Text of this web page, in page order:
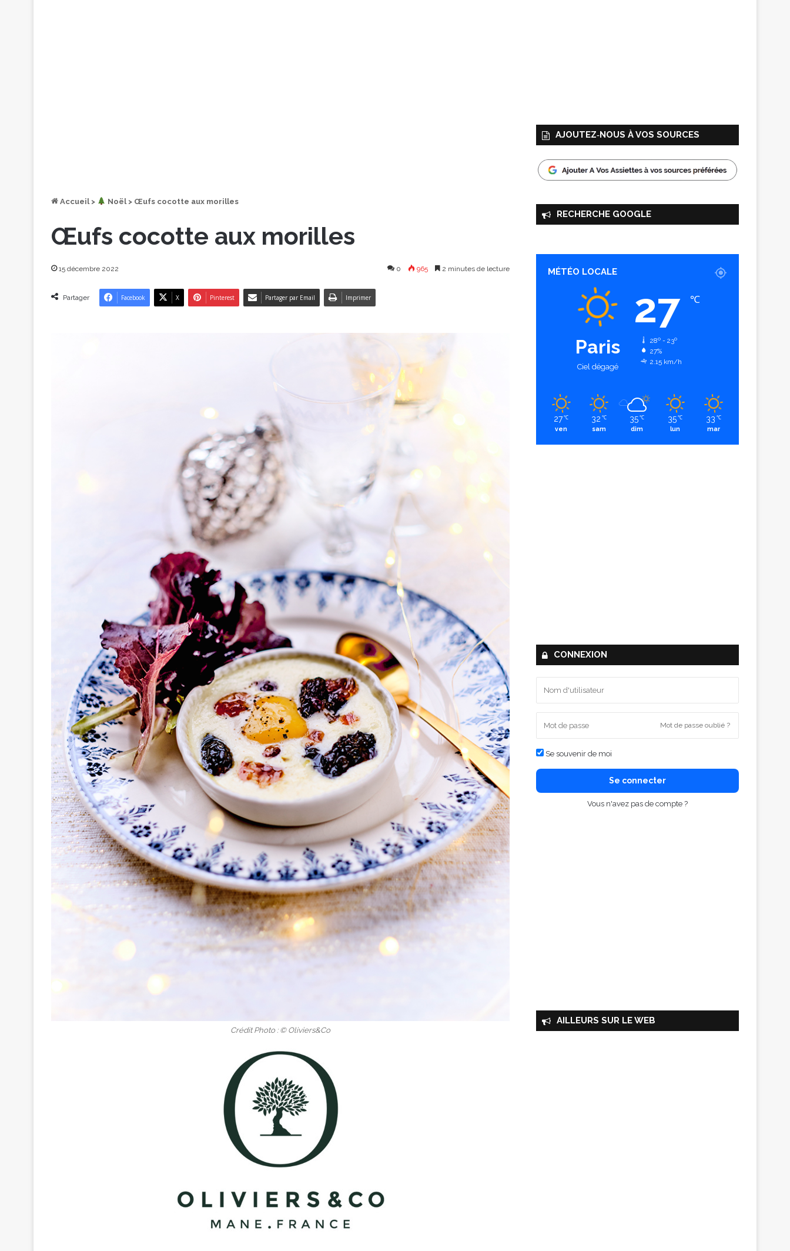
Accueil > ︎ Noël > Œufs cocotte aux morilles
Œufs cocotte aux morilles
15 décembre 2022 0 965 2 minutes de lecture
Partager Facebook X Pinterest Partager par Email Imprimer
Crédit Photo : © Oliviers&Co
AJOUTEZ‑NOUS À VOS SOURCES
RECHERCHE GOOGLE
MÉTÉO LOCALE
Paris
Ciel dégagé
27 ℃
28º - 23º
27%
2.15 km/h
27 ℃
ven
32 ℃
sam
35 ℃
dim
35 ℃
lun
33 ℃
mar
CONNEXION
Mot de passe oublié ?
Se souvenir de moi
Se connecter
Vous n'avez pas de compte ?
AILLEURS SUR LE WEB